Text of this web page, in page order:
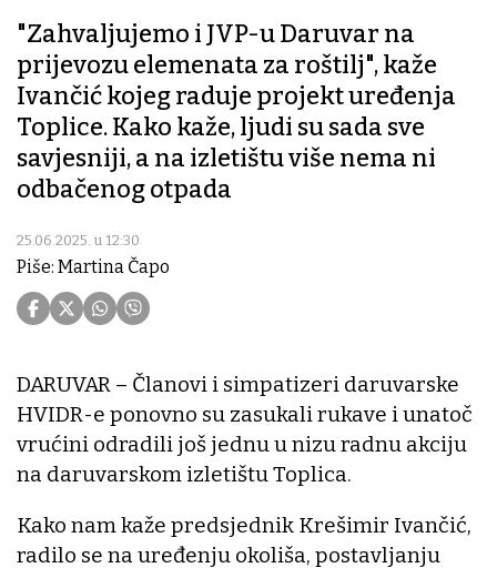
"Zahvaljujemo i JVP-u Daruvar na
prijevozu elemenata za roštilj", kaže
Ivančić kojeg raduje projekt uređenja
Toplice. Kako kaže, ljudi su sada sve
savjesniji, a na izletištu više nema ni
odbačenog otpada
25.06.2025. u 12:30
Piše: Martina Čapo
DARUVAR – Članovi i simpatizeri daruvarske
HVIDR-e ponovno su zasukali rukave i unatoč
vrućini odradili još jednu u nizu radnu akciju
na daruvarskom izletištu Toplica.
Kako nam kaže predsjednik Krešimir Ivančić,
radilo se na uređenju okoliša, postavljanju